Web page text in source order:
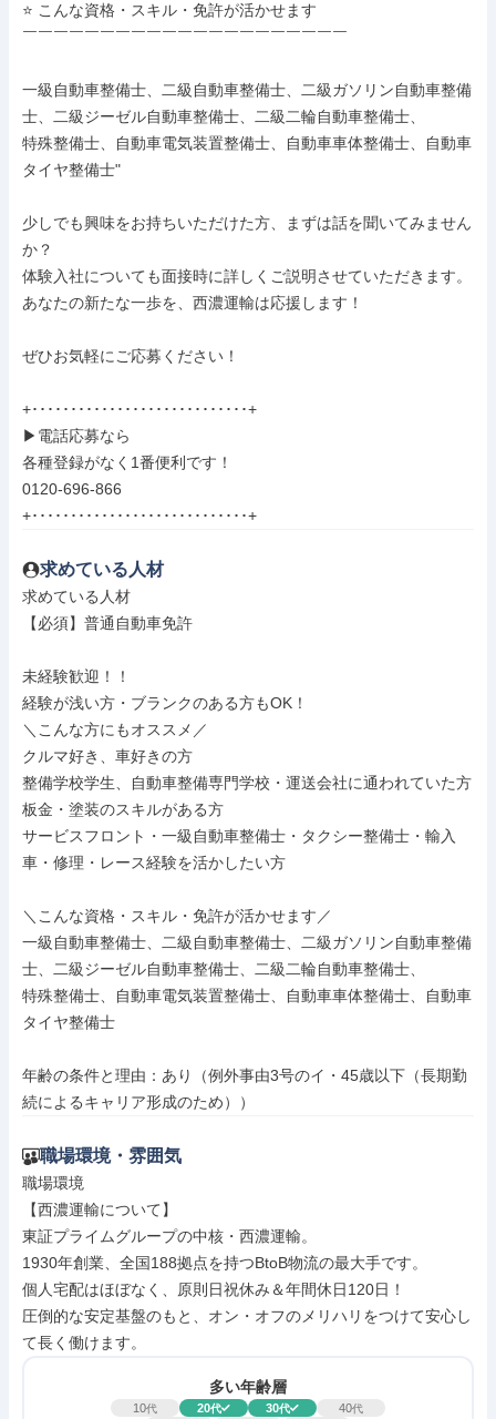
⭐ こんな資格・スキル・免許が活かせます
￣￣￣￣￣￣￣￣￣￣￣￣￣￣￣￣￣￣￣￣￣
一級自動車整備士、二級自動車整備士、二級ガソリン自動車整備
士、二級ジーゼル自動車整備士、二級二輪自動車整備士、
特殊整備士、自動車電気装置整備士、自動車車体整備士、自動車
タイヤ整備士"
少しでも興味をお持ちいただけた方、まずは話を聞いてみません
か？
体験入社についても面接時に詳しくご説明させていただきます。
あなたの新たな一歩を、西濃運輸は応援します！
ぜひお気軽にご応募ください！
+････････････････････････････+
▶電話応募なら
各種登録がなく1番便利です！
0120-696-866
+････････････････････････････+
求めている人材
求めている人材
【必須】普通自動車免許
未経験歓迎！！
経験が浅い方・ブランクのある方もOK！
＼こんな方にもオススメ／
クルマ好き、車好きの方
整備学校学生、自動車整備専門学校・運送会社に通われていた方
板金・塗装のスキルがある方
サービスフロント・一級自動車整備士・タクシー整備士・輸入
車・修理・レース経験を活かしたい方
＼こんな資格・スキル・免許が活かせます／
一級自動車整備士、二級自動車整備士、二級ガソリン自動車整備
士、二級ジーゼル自動車整備士、二級二輪自動車整備士、
特殊整備士、自動車電気装置整備士、自動車車体整備士、自動車
タイヤ整備士
年齢の条件と理由：あり（例外事由3号のイ・45歳以下（長期勤
続によるキャリア形成のため））
職場環境・雰囲気
職場環境
【西濃運輸について】
東証プライムグループの中核・西濃運輸。
1930年創業、全国188拠点を持つBtoB物流の最大手です。
個人宅配はほぼなく、原則日祝休み＆年間休日120日！
圧倒的な安定基盤のもと、オン・オフのメリハリをつけて安心し
て長く働けます。
多い年齢層
10代 20代 30代 40代